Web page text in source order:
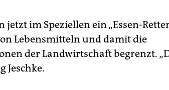
im Speziellen ein „Essen-
Lebensmitteln und damit die
der Landwirtschaft begrenzt.
Jeschke.